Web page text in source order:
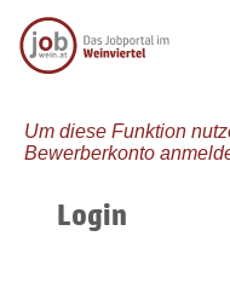
Um diese Funktion
Bewerberkonto
Login